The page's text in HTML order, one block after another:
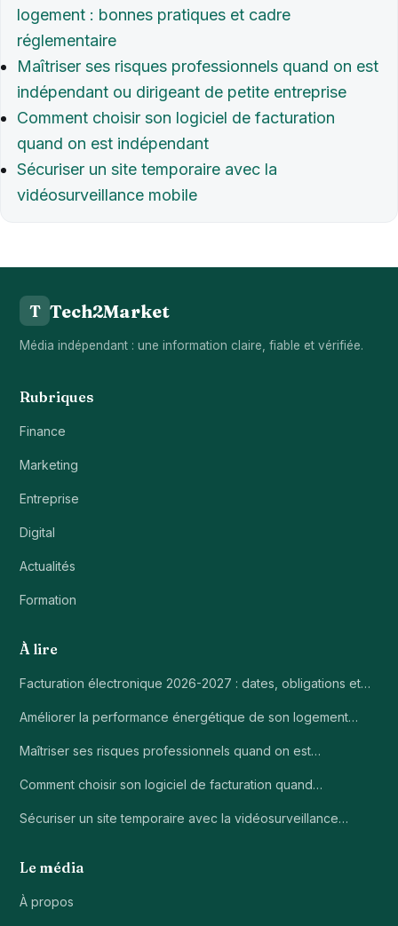
logement : bonnes pratiques et cadre
réglementaire
Maîtriser ses risques professionnels quand on est
indépendant ou dirigeant de petite entreprise
Comment choisir son logiciel de facturation
quand on est indépendant
Sécuriser un site temporaire avec la
vidéosurveillance mobile
T Tech2Market
Média indépendant : une information claire, fiable et vérifiée.
Rubriques
Finance
Marketing
Entreprise
Digital
Actualités
Formation
À lire
Facturation électronique 2026-2027 : dates, obligations et…
Améliorer la performance énergétique de son logement…
Maîtriser ses risques professionnels quand on est…
Comment choisir son logiciel de facturation quand…
Sécuriser un site temporaire avec la vidéosurveillance…
Le média
À propos